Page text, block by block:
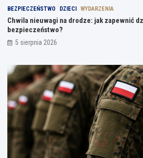
BEZPIECZEŃSTWO DZIECI WYDARZENIA
Chwila nieuwagi na drodze: jak zapewnić
bezpieczeństwo?
5 sierpnia 2026